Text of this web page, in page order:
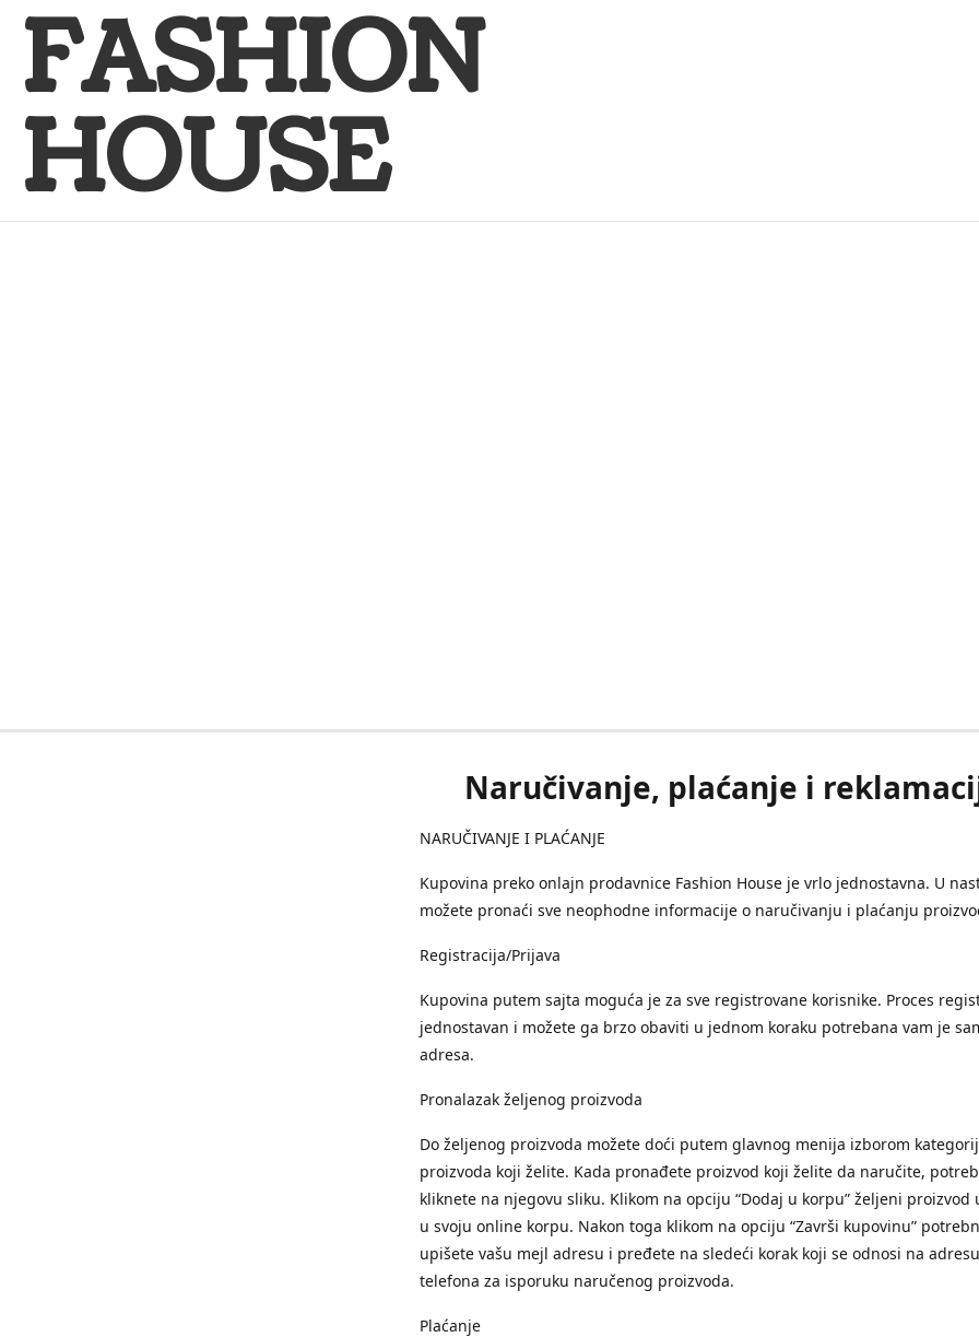
FASHION
HOUSE
Naručivanje, plaćanje i
NARUČIVANJE I PLAĆANJE
Kupovina preko onlajn prodavnice Fashion House je vrlo jednostavna. U
možete pronaći sve neophodne informacije o naručivanju i plaćanju
Registracija/Prijava
Kupovina putem sajta moguća je za sve registrovane korisnike. Proces
jednostavan i možete ga brzo obaviti u jednom koraku potrebana vam je
adresa.
Pronalazak željenog proizvoda
Do željenog proizvoda možete doći putem glavnog menija izborom
proizvoda koji želite. Kada pronađete proizvod koji želite da naručite,
kliknete na njegovu sliku. Klikom na opciju “Dodaj u korpu” željeni proizvod
u svoju online korpu. Nakon toga klikom na opciju “Završi kupovinu”
upišete vašu mejl adresu i pređete na sledeći korak koji se odnosi na
telefona za isporuku naručenog proizvoda.
Plaćanje